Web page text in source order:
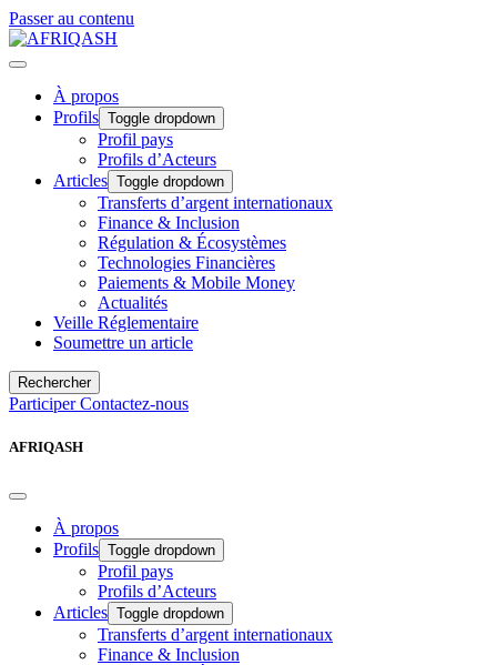
Passer au contenu
À propos
Profils Toggle dropdown
Profil pays
Profils d’Acteurs
Articles Toggle dropdown
Transferts d’argent internationaux
Finance & Inclusion
Régulation & Écosystèmes
Technologies Financières
Paiements & Mobile Money
Actualités
Veille Réglementaire
Soumettre un article
Rechercher
ParticiperContactez-nous
AFRIQASH
À propos
Profils Toggle dropdown
Profil pays
Profils d’Acteurs
Articles Toggle dropdown
Transferts d’argent internationaux
Finance & Inclusion